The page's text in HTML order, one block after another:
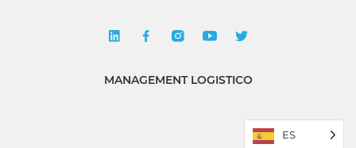
MANAGEMENT LOGISTICO
ES